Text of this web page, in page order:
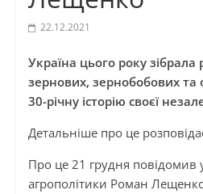
22.12.2021
Україна цього року
зернових, зернобобових та
30-річну історію своєї
Детальніше про це
Про це 21 грудня повідомив
агрополітики Роман